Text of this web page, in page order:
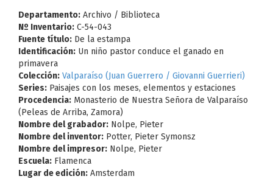
Departamento: Archivo / Biblioteca
Nº Inventario: C-54-043
Fuente título: De la estampa
Identificación: Un niño pastor conduce el ganado en
primavera
Colección: Valparaíso (Juan Guerrero / Giovanni Guerrieri)
Series: Paisajes con los meses, elementos y estaciones
Procedencia: Monasterio de Nuestra Señora de Valparaíso
(Peleas de Arriba, Zamora)
Nombre del grabador: Nolpe, Pieter
Nombre del inventor: Potter, Pieter Symonsz
Nombre del impresor: Nolpe, Pieter
Escuela: Flamenca
Lugar de edición: Amsterdam